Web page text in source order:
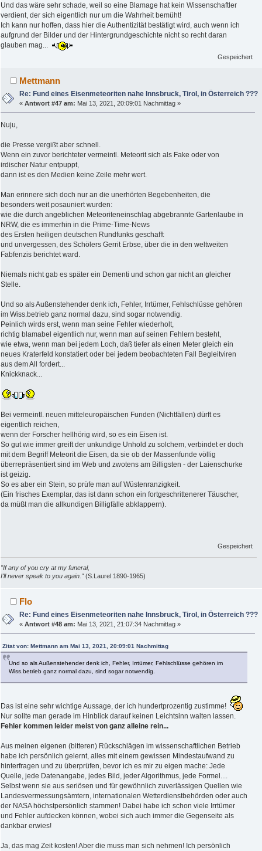
Und das wäre sehr schade, weil so eine Blamage hat kein Wissenschaftler
verdient, der sich eigentlich nur um die Wahrheit bemüht!
Ich kann nur hoffen, dass hier die Authentizität bestätigt wird, auch wenn ich
aufgrund der Bilder und der Hintergrundgeschichte nicht so recht daran
glauben mag...
Gespeichert
Mettmann
Re: Fund eines Eisenmeteoriten nahe Innsbruck, Tirol, in Österreich ???
«Antwort #47 am: Mai 13, 2021, 20:09:01 Nachmittag »
Nuju,
die Presse vergißt aber schnell.
Wenn ein zuvor berichteter vermeintl. Meteorit sich als Fake oder von
irdischer Natur entpuppt,
dann ist es den Medien keine Zeile mehr wert.
Man erinnere sich doch nur an die unerhörten Begebenheiten, die
besonders weit posauniert wurden:
wie die durch angeblichen Meteoriteneinschlag abgebrannte Gartenlaube in
NRW, die es immerhin in die Prime-Time-News
des Ersten heiligen deutschen Rundfunks geschafft
und unvergessen, des Schölers Gerrit Erbse, über die in den weltweiten
Fabfenzis berichtet ward.
Niemals nicht gab es später ein Dementi und schon gar nicht an gleicher
Stelle.
Und so als Außenstehender denk ich, Fehler, Irrtümer, Fehlschlüsse gehören
im Wiss.betrieb ganz normal dazu, sind sogar notwendig.
Peinlich wirds erst, wenn man seine Fehler wiederholt,
richtig blamabel eigentlich nur, wenn man auf seinen Fehlern besteht,
wie etwa, wenn man bei jedem Loch, daß tiefer als einen Meter gleich ein
neues Kraterfeld konstatiert oder bei jedem beobachteten Fall Begleitviren
aus dem All fordert...
Knickknack...
Bei vermeintl. neuen mitteleuropäischen Funden (Nichtfällen) dürft es
eigentlich reichen,
wenn der Forscher hellhörig wird, so es ein Eisen ist.
So gut wie immer greift der unkundige Unhold zu solchem, verbindet er doch
mit dem Begriff Meteorit die Eisen, da sie ob der Massenfunde völlig
überrepräsentiert sind im Web und zwotens am Billigsten - der Laienschurke
ist geizig.
So es aber ein Stein, so prüfe man auf Wüstenranzigkeit.
(Ein frisches Exemplar, das ist dann schon ein fortgeschrittenerer Täuscher,
da müßt man die allkundigen Billigfälle abklappern).
Gespeichert
"If any of you cry at my funeral,
I'll never speak to you again."(S.Laurel 1890-1965)
Flo
Re: Fund eines Eisenmeteoriten nahe Innsbruck, Tirol, in Österreich ???
«Antwort #48 am: Mai 13, 2021, 21:07:34 Nachmittag »
Zitat von: Mettmann am Mai 13, 2021, 20:09:01 Nachmittag
Und so als Außenstehender denk ich, Fehler, Irrtümer, Fehlschlüsse gehören im
Wiss.betrieb ganz normal dazu, sind sogar notwendig.
Das ist eine sehr wichtige Aussage, der ich hundertprozentig zustimme!
Nur sollte man gerade im Hinblick darauf keinen Leichtsinn walten lassen.
Fehler kommen leider meist von ganz alleine rein...
Aus meinen eigenen (bitteren) Rückschlägen im wissenschaftlichen Betrieb
habe ich persönlich gelernt, alles mit einem gewissen Mindestaufwand zu
hinterfragen und zu überprüfen, bevor ich es mir zu eigen mache: Jede
Quelle, jede Datenangabe, jedes Bild, jeder Algorithmus, jede Formel....
Selbst wenn sie aus seriösen und für gewöhnlich zuverlässigen Quellen wie
Landesvermessungsämtern, internationalen Wetterdienstbehörden oder auch
der NASA höchstpersönlich stammen! Dabei habe ich schon viele Irrtümer
und Fehler aufdecken können, wobei sich auch immer die Gegenseite als
dankbar erwies!
Ja, das mag Zeit kosten! Aber die muss man sich nehmen! Ich persönlich